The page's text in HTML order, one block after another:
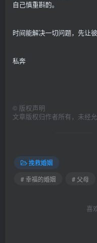
自己慎重斟酌。
时间能解决一切问题，先让
私奔
© 版权声明
文章版权归作者所有，未经允
挽救婚姻
# 幸福的婚姻
# 父母
喜